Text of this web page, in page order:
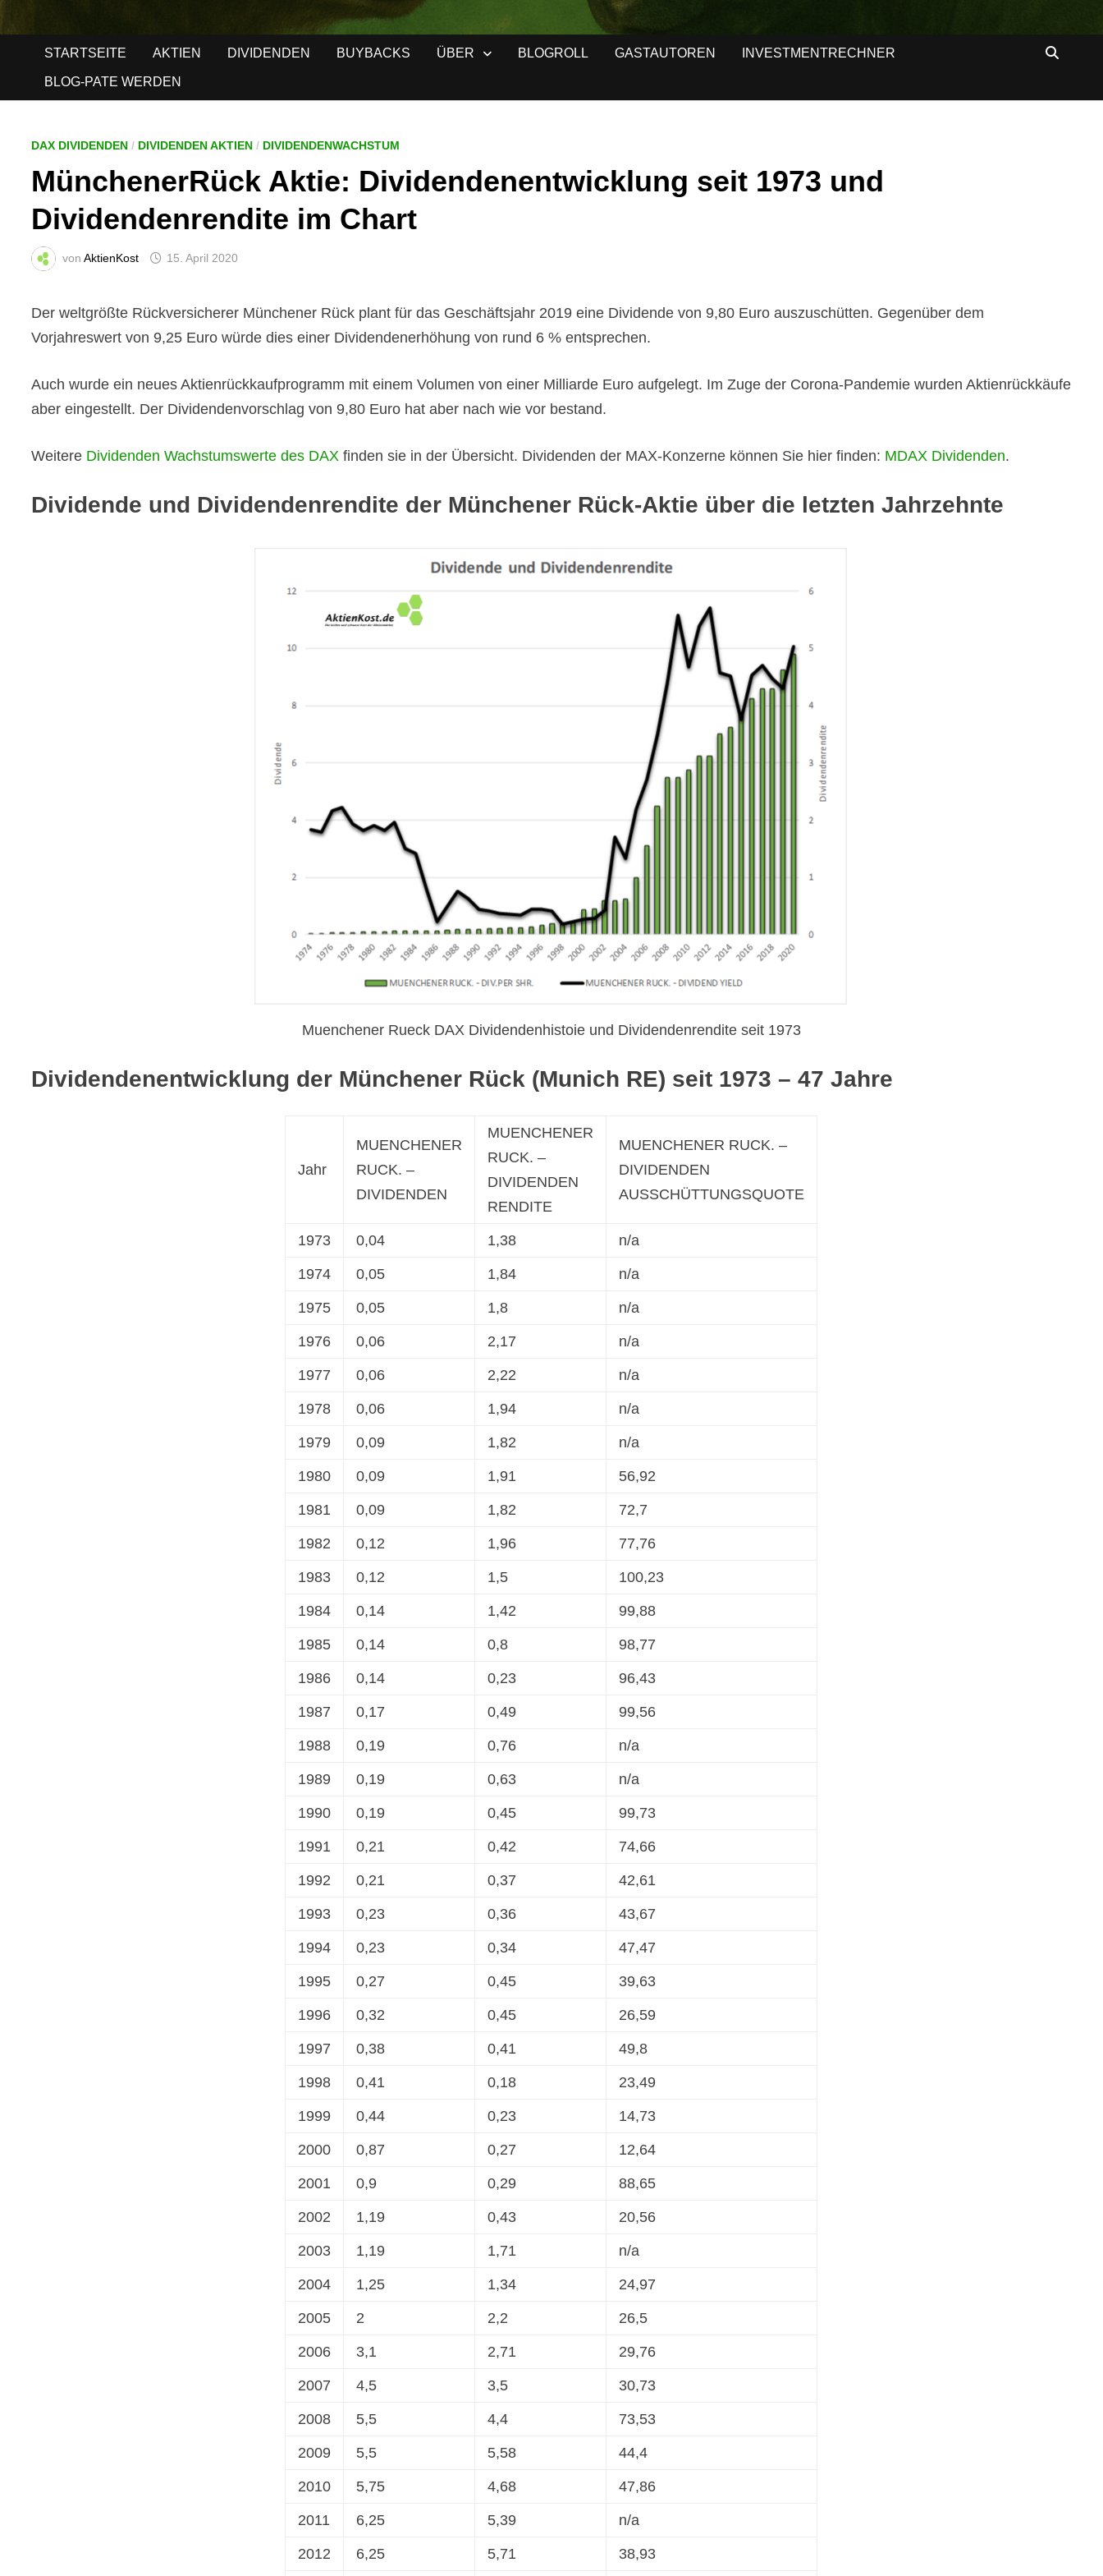
STARTSEITE AKTIEN DIVIDENDEN BUYBACKS ÜBER BLOGROLL GASTAUTOREN INVESTMENTRECHNER
BLOG-PATE WERDEN
DAX DIVIDENDEN / DIVIDENDEN AKTIEN / DIVIDENDENWACHSTUM
MünchenerRück Aktie: Dividendenentwicklung seit 1973 und
Dividendenrendite im Chart
vonAktienKost 15. April 2020
Der weltgrößte Rückversicherer Münchener Rück plant für das Geschäftsjahr 2019 eine Dividende von 9,80 Euro auszuschütten. Gegenüber dem
Vorjahreswert von 9,25 Euro würde dies einer Dividendenerhöhung von rund 6 % entsprechen.
Auch wurde ein neues Aktienrückkaufprogramm mit einem Volumen von einer Milliarde Euro aufgelegt. Im Zuge der Corona-Pandemie wurden Aktienrückkäufe
aber eingestellt. Der Dividendenvorschlag von 9,80 Euro hat aber nach wie vor bestand.
Weitere Dividenden Wachstumswerte des DAX finden sie in der Übersicht. Dividenden der MAX-Konzerne können Sie hier finden: MDAX Dividenden.
Dividende und Dividendenrendite der Münchener Rück-Aktie über die letzten Jahrzehnte
Muenchener Rueck DAX Dividendenhistoie und Dividendenrendite seit 1973
Dividendenentwicklung der Münchener Rück (Munich RE) seit 1973 – 47 Jahre
Jahr
MUENCHENER
RUCK. –
DIVIDENDEN
MUENCHENER
RUCK. –
DIVIDENDEN
RENDITE
MUENCHENER RUCK. –
DIVIDENDEN
AUSSCHÜTTUNGSQUOTE
1973 0,04 1,38 n/a
1974 0,05 1,84 n/a
1975 0,05 1,8 n/a
1976 0,06 2,17 n/a
1977 0,06 2,22 n/a
1978 0,06 1,94 n/a
1979 0,09 1,82 n/a
1980 0,09 1,91 56,92
1981 0,09 1,82 72,7
1982 0,12 1,96 77,76
1983 0,12 1,5 100,23
1984 0,14 1,42 99,88
1985 0,14 0,8 98,77
1986 0,14 0,23 96,43
1987 0,17 0,49 99,56
1988 0,19 0,76 n/a
1989 0,19 0,63 n/a
1990 0,19 0,45 99,73
1991 0,21 0,42 74,66
1992 0,21 0,37 42,61
1993 0,23 0,36 43,67
1994 0,23 0,34 47,47
1995 0,27 0,45 39,63
1996 0,32 0,45 26,59
1997 0,38 0,41 49,8
1998 0,41 0,18 23,49
1999 0,44 0,23 14,73
2000 0,87 0,27 12,64
2001 0,9 0,29 88,65
2002 1,19 0,43 20,56
2003 1,19 1,71 n/a
2004 1,25 1,34 24,97
2005 2 2,2 26,5
2006 3,1 2,71 29,76
2007 4,5 3,5 30,73
2008 5,5 4,4 73,53
2009 5,5 5,58 44,4
2010 5,75 4,68 47,86
2011 6,25 5,39 n/a
2012 6,25 5,71 38,93